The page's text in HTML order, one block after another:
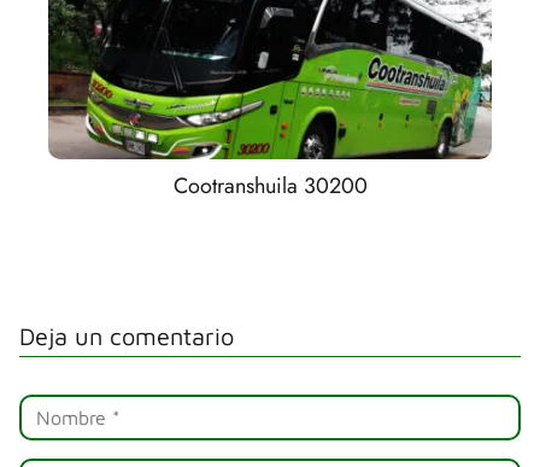
Cootranshuila 30200
Deja un comentario